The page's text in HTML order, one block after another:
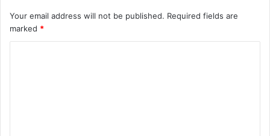
Your email address will not be published. Required fields are
marked *